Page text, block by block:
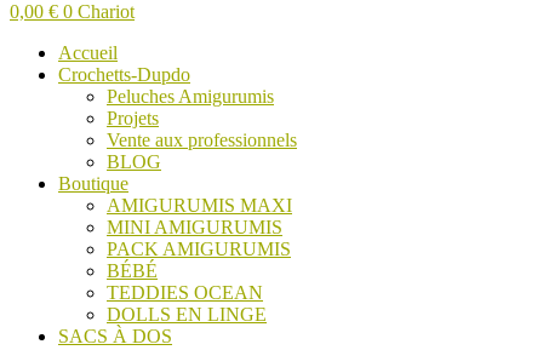
0,00 € 0 Chariot
Accueil
Crochetts-Dupdo
Peluches Amigurumis
Projets
Vente aux professionnels
BLOG
Boutique
AMIGURUMIS MAXI
MINI AMIGURUMIS
PACK AMIGURUMIS
BÉBÉ
TEDDIES OCEAN
DOLLS EN LINGE
SACS À DOS